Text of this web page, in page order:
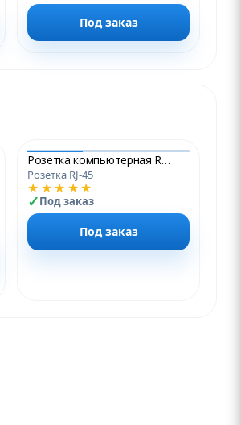
Под заказ
Розетка компьютерная RJ45 кат. 5e двойная черная
Розетка RJ-45
★★★★★
Под заказ
Под заказ